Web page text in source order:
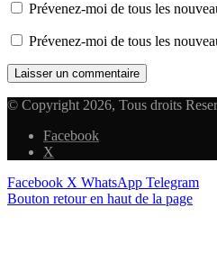
Prévenez-moi de tous les
Prévenez-moi de tous les
© Copyright 2026, Tous droits
Facebook
X
Facebook X WhatsApp Telegram
Bouton retour en haut de la page